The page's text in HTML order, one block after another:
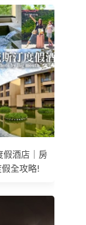
假酒店｜房
全攻略!